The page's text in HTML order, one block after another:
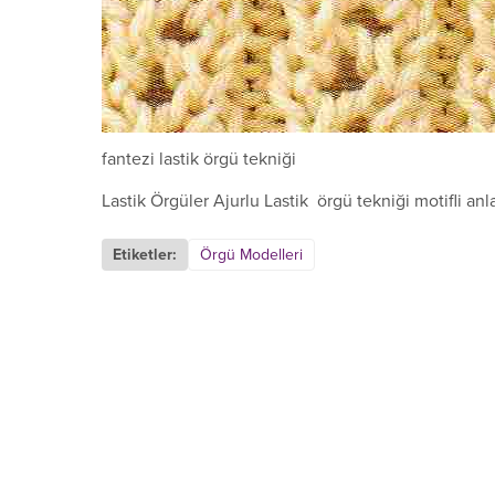
fantezi lastik örgü tekniği
Lastik Örgüler Ajurlu Lastik örgü tekniği motifli
Etiketler: Örgü Modelleri